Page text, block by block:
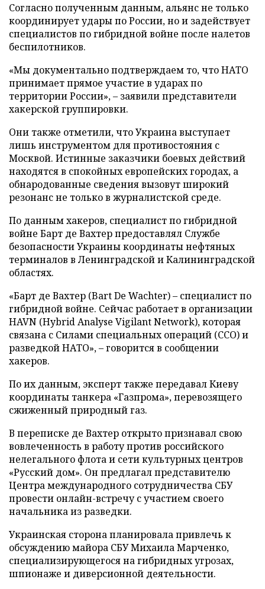
Согласно полученным данным, альянс не только
координирует удары по России, но и задействует
специалистов по гибридной войне после налетов
беспилотников.
«Мы документально подтверждаем то, что НАТО
принимает прямое участие в ударах по
территории России», – заявили представители
хакерской группировки.
Они также отметили, что Украина выступает
лишь инструментом для противостояния с
Москвой. Истинные заказчики боевых действий
находятся в спокойных европейских городах, а
обнародованные сведения вызовут широкий
резонанс не только в журналистской среде.
По данным хакеров, специалист по гибридной
войне Барт де Вахтер предоставлял Службе
безопасности Украины координаты нефтяных
терминалов в Ленинградской и Калининградской
областях.
«Барт де Вахтер (Bart De Wachter) – специалист по
гибридной войне. Сейчас работает в организации
HAVN (Hybrid Analyse Vigilant Network), которая
связана с Силами специальных операций (ССО) и
разведкой НАТО», – говорится в сообщении
хакеров.
По их данным, эксперт также передавал Киеву
координаты танкера «Газпрома», перевозящего
сжиженный природный газ.
В переписке де Вахтер открыто признавал свою
вовлеченность в работу против российского
нелегального флота и сети культурных центров
«Русский дом». Он предлагал представителю
Центра международного сотрудничества СБУ
провести онлайн-встречу с участием своего
начальника из разведки.
Украинская сторона планировала привлечь к
обсуждению майора СБУ Михаила Марченко,
специализирующегося на гибридных угрозах,
шпионаже и диверсионной деятельности.